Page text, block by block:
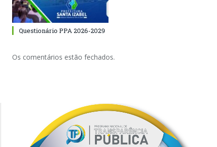
Questionário PPA 2026-2029
Os comentários estão fechados.